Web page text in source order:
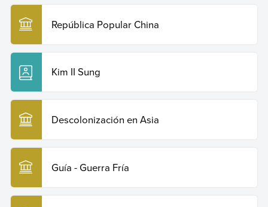
República Popular China
Kim II Sung
Descolonización en Asia
Guía - Guerra Fría